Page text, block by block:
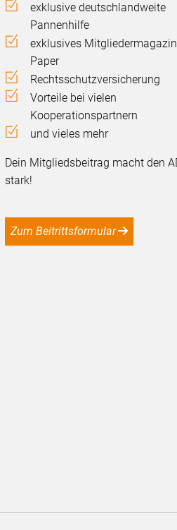
exklusive deutschlandweite
Pannenhilfe
exklusives
Paper
Rechtsschutzversicherung
Vorteile bei vielen
Kooperationspartnern
und vieles mehr
Dein Mitgliedsbeitrag macht den
stark!
Zum Beitrittsformular